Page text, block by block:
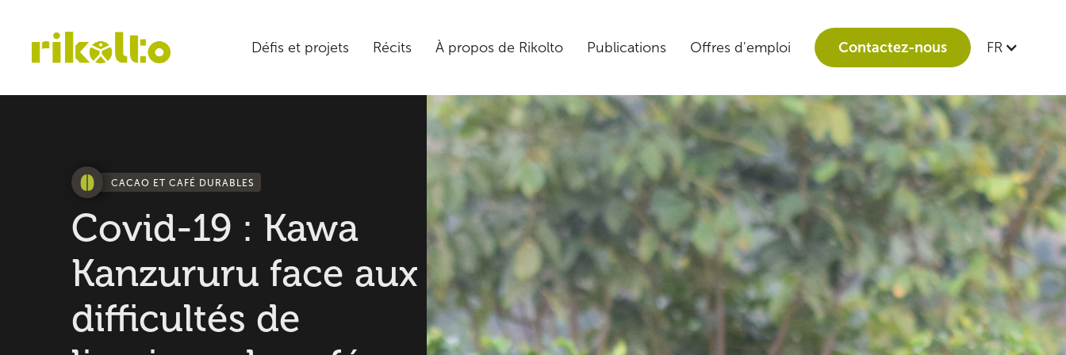
Défis et projets Récits À propos de Rikolto Publications Offres d'emploi Contactez-nous FR
CACAO ET CAFÉ DURABLES
Covid-19 : Kawa
Kanzururu face aux
difficultés de